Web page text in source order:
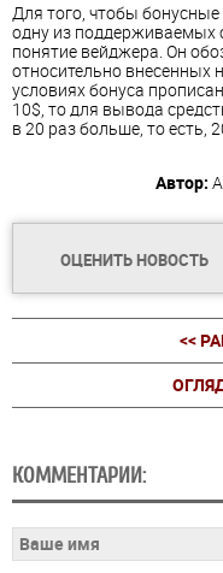
Для того, чтобы
одну из поддерживаемых
понятие вейджера. Он
относительно внесенных
условиях бонуса
10$, то для вывода
в 20 раз больше, то есть,
Автор:
ОЦЕНИТЬ НОВОСТЬ
<<
КОММЕНТАРИИ: